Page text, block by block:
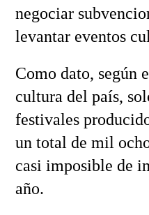
negociar
levantar eventos
Como dato, según
cultura del país,
festivales
un total de mil
casi imposible de
año.